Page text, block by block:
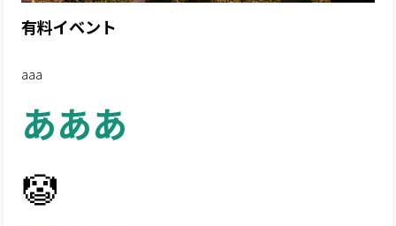
有料イベント
aaa
あああ
🤡